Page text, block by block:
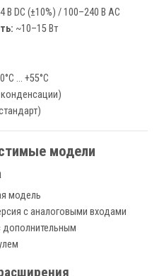
В DC (±10%) / 100–240 В AC
~10–15 Вт
… +55°C
модели
модель
с аналоговыми входами
дополнительным